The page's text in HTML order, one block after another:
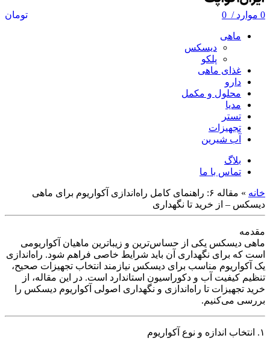
0 موارد / تومان
ماهی
دیسکس
پلکو
غذای ماهی
دارو
محلول و مکمل
مدیا
تستر
تجهیزات
آب شیرین
بلاگ
تماس با ما
خانه »
مقاله ۶: راهنمای کامل راه‌اندازی آکواریوم برای ماهی
دیسکس – از خرید تا نگهداری
مقدمه
ماهی دیسکس یکی از حساس‌ترین و زیباترین ماهیان آکواریومی
است که برای نگهداری آن باید شرایط خاصی فراهم شود. راه‌اندازی
یک آکواریوم مناسب برای دیسکس نیازمند انتخاب تجهیزات صحیح،
تنظیم کیفیت آب و دکوراسیون استاندارد است. در این مقاله، از
خرید تجهیزات تا راه‌اندازی و نگهداری اصولی آکواریوم دیسکس را
بررسی می‌کنیم.
۱. انتخاب اندازه و نوع آکواریوم